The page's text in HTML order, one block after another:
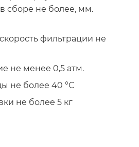
сборе не более, мм.
фильтрации не
не менее 0,5 атм.
не более 40 °С
не более 5 кг